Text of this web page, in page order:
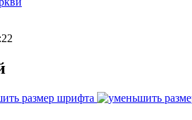
размер шрифта